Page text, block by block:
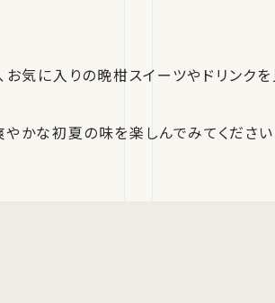
気に入りの晩柑スイーツやドリンク
かな初夏の味を楽しんでみてください